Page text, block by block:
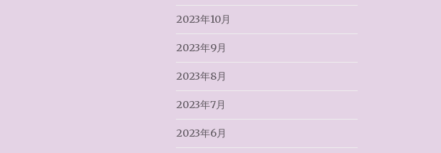
2023年10月
2023年9月
2023年8月
2023年7月
2023年6月